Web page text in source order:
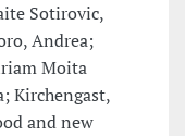
Sotirovic,
Andrea;
Moita
Kirchengast,
and new